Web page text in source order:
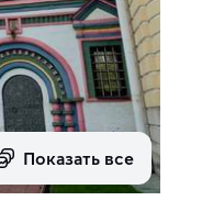
Показать все